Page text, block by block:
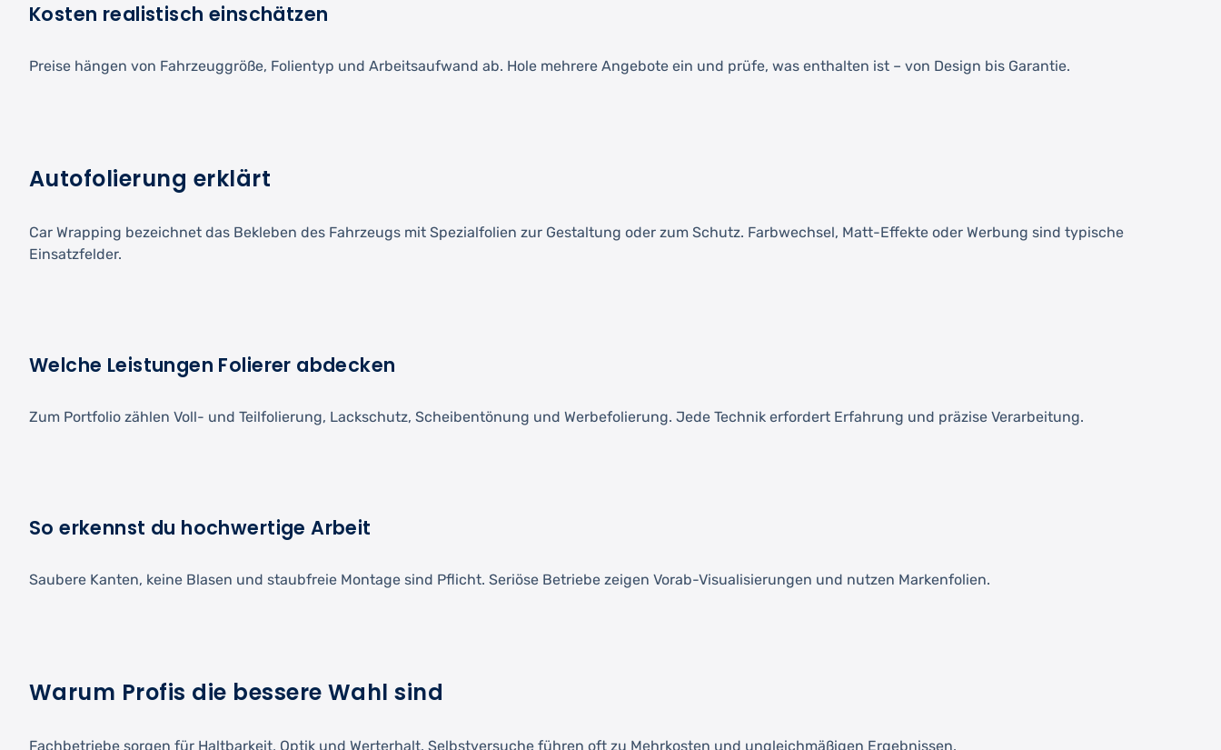
Kosten realistisch einschätzen
Preise hängen von Fahrzeuggröße, Folientyp und Arbeitsaufwand ab. Hole mehrere Angebote ein und prüfe, was enthalten ist – von Design bis Garantie.
Autofolierung erklärt
Car Wrapping bezeichnet das Bekleben des Fahrzeugs mit Spezialfolien zur Gestaltung oder zum Schutz. Farbwechsel, Matt-Effekte oder Werbung sind typische
Einsatzfelder.
Welche Leistungen Folierer abdecken
Zum Portfolio zählen Voll- und Teilfolierung, Lackschutz, Scheibentönung und Werbefolierung. Jede Technik erfordert Erfahrung und präzise Verarbeitung.
So erkennst du hochwertige Arbeit
Saubere Kanten, keine Blasen und staubfreie Montage sind Pflicht. Seriöse Betriebe zeigen Vorab-Visualisierungen und nutzen Markenfolien.
Warum Profis die bessere Wahl sind
Fachbetriebe sorgen für Haltbarkeit, Optik und Werterhalt. Selbstversuche führen oft zu Mehrkosten und ungleichmäßigen Ergebnissen.